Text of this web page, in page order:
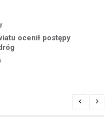
ocenił postępy